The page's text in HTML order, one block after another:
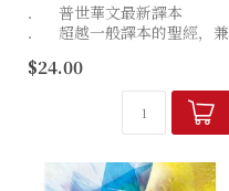
． 普世華文最新譯本
． 超越一般譯本的聖經，兼
$24.00